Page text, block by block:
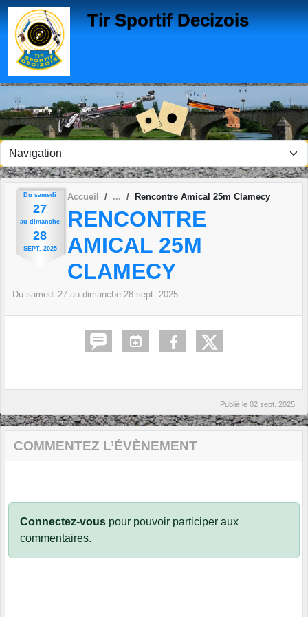
Tir Sportif Decizois
Du samedi
27
au dimanche
28
SEPT. 2025
Accueil Rencontre Amical 25m Clamecy
RENCONTRE
AMICAL 25M
CLAMECY
Du samedi 27 au dimanche 28 sept. 2025
Publié le 02 sept. 2025
COMMENTEZ L’ÉVÈNEMENT
Connectez-vous pour pouvoir participer aux
commentaires.
Panneau de gestion des cookies